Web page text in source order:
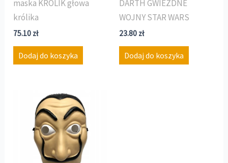
maska KRÓLIK głowa
królika
75.10 zł
Dodaj do koszyka
DARTH GWIEZDNE
WOJNY STAR WARS
23.80 zł
Dodaj do koszyka